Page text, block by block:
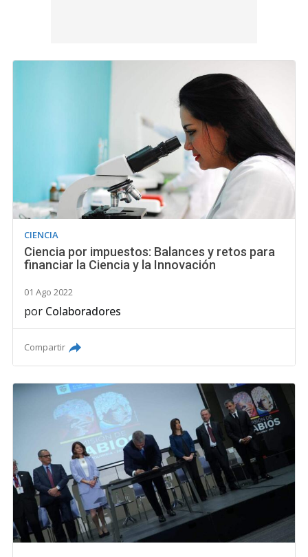
CIENCIA
Ciencia por impuestos: Balances y retos para
financiar la Ciencia y la Innovación
01 Ago 2022
por Colaboradores
Compartir